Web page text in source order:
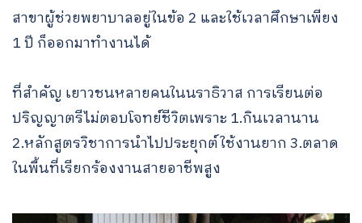
สาขาผู้ช่วยพยาบาลอยู่ในข้อ 2 และใช้เวลาศึกษาเพียง
1 ปี ก็ออกมาทำงานได้
ที่สำคัญ เยาวชนหลายคนในนราธิวาส การเรียนต่อ
ปริญญาตรีไม่ตอบโจทย์ชีวิตเพราะ 1.กินเวลานาน
2.หลักสูตรวิชาการนำไปประยุกต์ใช้งานยาก 3.ตลาด
ในพื้นที่เรียกร้องงานสายอาชีพสูง